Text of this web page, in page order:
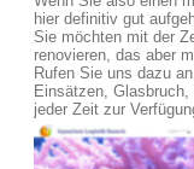
hier definitiv gut
Sie möchten mit der
renovieren, das aber
Rufen Sie uns dazu
Einsätzen,
jeder Zeit zur